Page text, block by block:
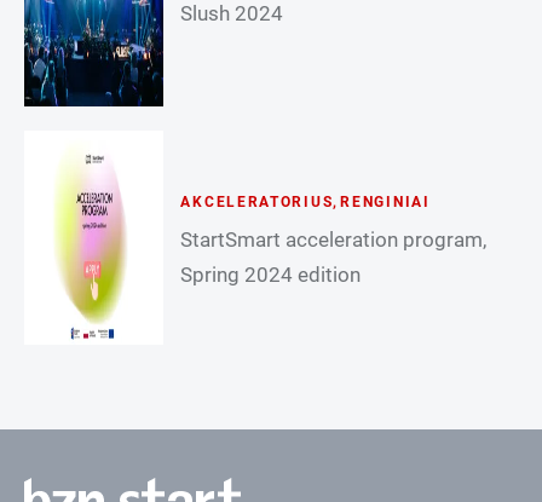
Slush 2024
AKCELERATORIUS, RENGINIAI
StartSmart acceleration program,
Spring 2024 edition